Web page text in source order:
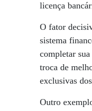
licença
O fator
sistema
completar
troca de
exclusivas
Outro